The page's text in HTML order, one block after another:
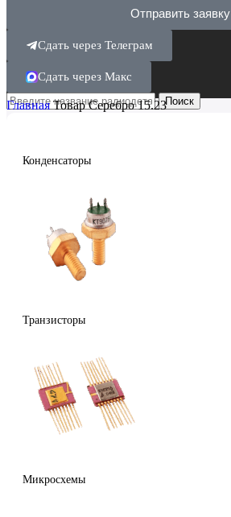
Отправить заявку
Сдать через Телеграм
Сдать через Макс
Поиск
ГлавнаяТовар Серебро15.23
Конденсаторы
Транзисторы
Микросхемы